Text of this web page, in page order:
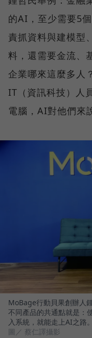
的AI，至少需要5
責抓資料與建模型
料，還需要金流、
企業哪來這麼多人
IT（資訊科技）人
電腦，AI對他們來
MoBage行動貝果創辦人
不同產品的共通點就是：
入系統，就能走上AI之路。
圖／ 蔡仁譯攝影